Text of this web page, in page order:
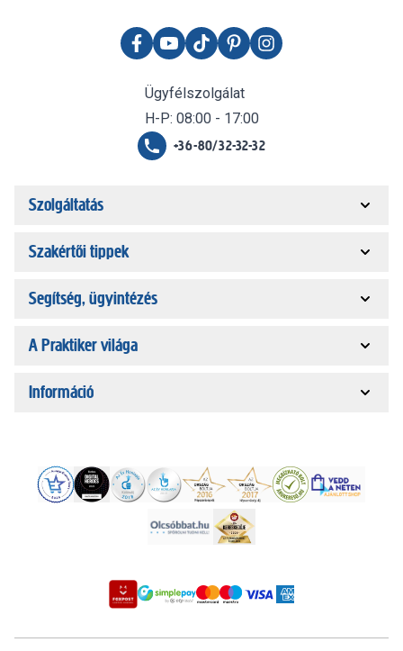
Ügyfélszolgálat
H-P: 08:00 - 17:00
+36-80/32-32-32
Szolgáltatás
Szakértői tippek
Segítség, ügyintézés
A Praktiker világa
Információ